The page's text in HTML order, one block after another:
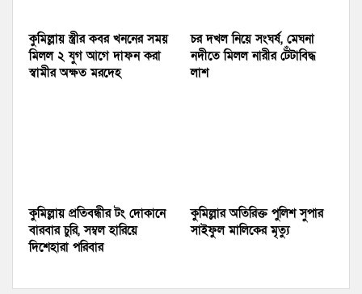
কুমিল্লায় স্ত্রীর কবর খননের সময়
মিলল ২ যুগ আগে দাফন করা
স্বামীর অক্ষত মরদেহ
চর দখল নিয়ে সংঘর্ষ, মেঘনা
নদীতে মিলল নারীর টেঁটাবিদ্ধ
লাশ
কুমিল্লায় প্রতিবন্ধীর টং দোকানে
বারবার চুরি, সম্বল হারিয়ে
দিশেহারা পরিবার
কুমিল্লার অতিরিক্ত পুলিশ সুপার
সাইফুল মালিকের মৃত্যু